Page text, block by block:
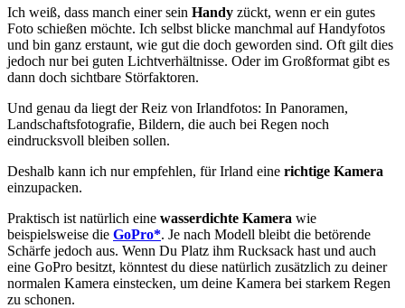
Ich weiß, dass manch einer sein Handy zückt, wenn er ein gutes
Foto schießen möchte. Ich selbst blicke manchmal auf Handyfotos
und bin ganz erstaunt, wie gut die doch geworden sind. Oft gilt dies
jedoch nur bei guten Lichtverhältnisse. Oder im Großformat gibt es
dann doch sichtbare Störfaktoren.
Und genau da liegt der Reiz von Irlandfotos: In Panoramen,
Landschaftsfotografie, Bildern, die auch bei Regen noch
eindrucksvoll bleiben sollen.
Deshalb kann ich nur empfehlen, für Irland eine richtige Kamera
einzupacken.
Praktisch ist natürlich eine wasserdichte Kamera wie
beispielsweise die GoPro*. Je nach Modell bleibt die betörende
Schärfe jedoch aus. Wenn Du Platz ihm Rucksack hast und auch
eine GoPro besitzt, könntest du diese natürlich zusätzlich zu deiner
normalen Kamera einstecken, um deine Kamera bei starkem Regen
zu schonen.